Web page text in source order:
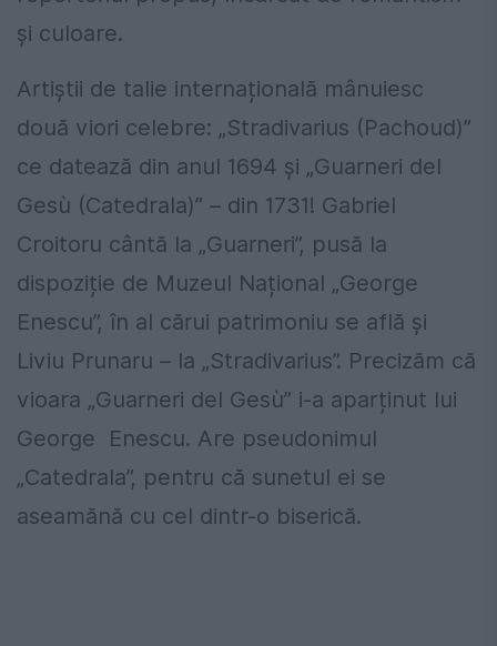
și culoare.
Artiștii de talie internațională mânuiesc
două viori celebre: „Stradivarius (Pachoud)”
ce datează din anul 1694 și „Guarneri del
Gesù (Catedrala)” – din 1731! Gabriel
Croitoru cântă la „Guarneri”, pusă la
dispoziție de Muzeul Național „George
Enescu”, în al cărui patrimoniu se află și
Liviu Prunaru – la „Stradivarius”. Precizăm că
vioara „Guarneri del Gesù” i-a aparținut lui
George Enescu. Are pseudonimul
„Catedrala”, pentru că sunetul ei se
aseamănă cu cel dintr-o biserică.